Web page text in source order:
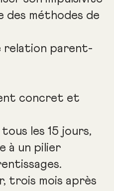
méthodes de
relation parent-
concret et
les 15 jours,
à un pilier
trois mois après